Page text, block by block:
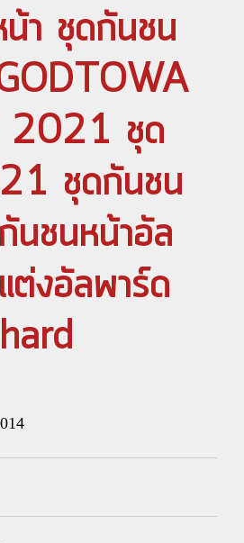
า ชุดกันชน
2021 ชุด
ชุดกันชน
นชนหน้าอัล
ต่งอัลพาร์ด